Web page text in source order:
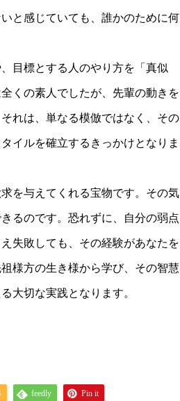
と感じていても、誰かのために何
目標とする人のやり方を「真似
くの素人でしたが、先輩の動きを
れは、単なる模倣ではなく、その
イルを確立するきっかけとなりま
を与えてくれる宝物です。その気
るのです。恐れずに、自分の弱点
失敗しても、その経験があなたを
様方の生き様から学び、その智慧
大切な実践となります。
feedly Pin it